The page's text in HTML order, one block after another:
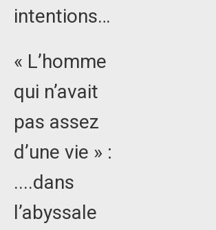
intentions…
« L’homme
qui n’avait
pas assez
d’une vie » :
....dans
l’abyssale